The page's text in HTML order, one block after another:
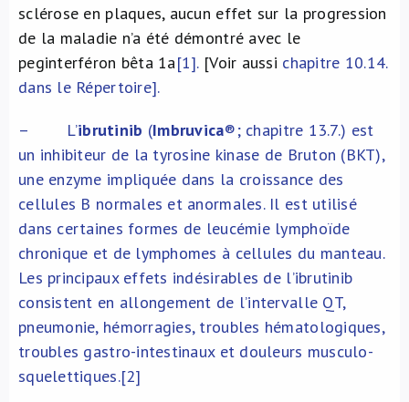
sclérose en plaques, aucun effet sur la progression
de la maladie n’a été démontré avec le
peginterféron bêta 1a[1].[Voir aussi chapitre 10.14.
dans le Répertoire].
– L’ibrutinib (Imbruvica®; chapitre 13.7.) est
un inhibiteur de la tyrosine kinase de Bruton (BKT),
une enzyme impliquée dans la croissance des
cellules B normales et anormales. Il est utilisé
dans certaines formes de leucémie lymphoïde
chronique et de lymphomes à cellules du manteau.
Les principaux effets indésirables de l’ibrutinib
consistent en allongement de l’intervalle QT,
pneumonie, hémorragies, troubles hématologiques,
troubles gastro-intestinaux et douleurs musculo-
squelettiques.[2]